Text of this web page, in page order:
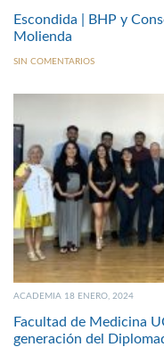
Escondida | BHP y
Molienda
SIN COMENTARIOS
ACADEMIA 18 ENERO, 2024
Facultad de Medicina
generación del